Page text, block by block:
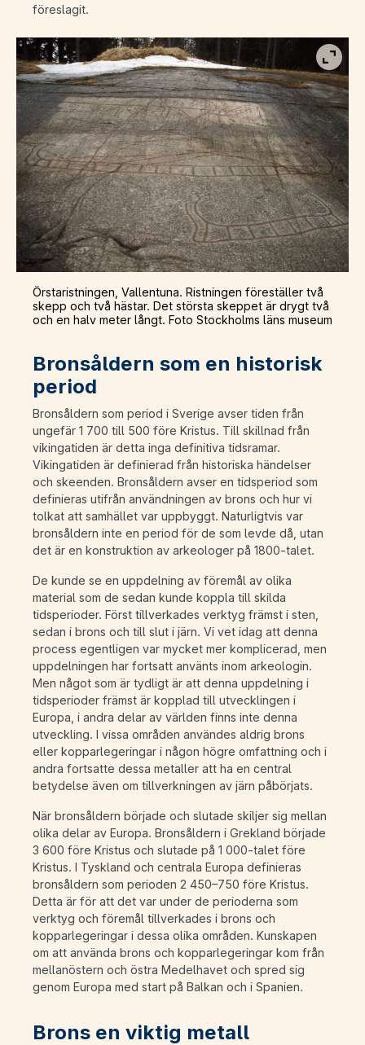
föreslagit.
Visa
Örstaristningen, Vallentuna. Ristningen föreställer två
skepp och två hästar. Det största skeppet är drygt två
och en halv meter långt. Foto Stockholms läns museum
Bronsåldern som en historisk
period
Bronsåldern som period i Sverige avser tiden från
ungefär 1 700 till 500 före Kristus. Till skillnad från
vikingatiden är detta inga definitiva tidsramar.
Vikingatiden är definierad från historiska händelser
och skeenden. Bronsåldern avser en tidsperiod som
definieras utifrån användningen av brons och hur vi
tolkat att samhället var uppbyggt. Naturligtvis var
bronsåldern inte en period för de som levde då, utan
det är en konstruktion av arkeologer på 1800-talet.
De kunde se en uppdelning av föremål av olika
material som de sedan kunde koppla till skilda
tidsperioder. Först tillverkades verktyg främst i sten,
sedan i brons och till slut i järn. Vi vet idag att denna
process egentligen var mycket mer komplicerad, men
uppdelningen har fortsatt använts inom arkeologin.
Men något som är tydligt är att denna uppdelning i
tidsperioder främst är kopplad till utvecklingen i
Europa, i andra delar av världen finns inte denna
utveckling. I vissa områden användes aldrig brons
eller kopparlegeringar i någon högre omfattning och i
andra fortsatte dessa metaller att ha en central
betydelse även om tillverkningen av järn påbörjats.
När bronsåldern började och slutade skiljer sig mellan
olika delar av Europa. Bronsåldern i Grekland började
3 600 före Kristus och slutade på 1 000-talet före
Kristus. I Tyskland och centrala Europa definieras
bronsåldern som perioden 2 450–750 före Kristus.
Detta är för att det var under de perioderna som
verktyg och föremål tillverkades i brons och
kopparlegeringar i dessa olika områden. Kunskapen
om att använda brons och kopparlegeringar kom från
mellanöstern och östra Medelhavet och spred sig
genom Europa med start på Balkan och i Spanien.
Brons en viktig metall